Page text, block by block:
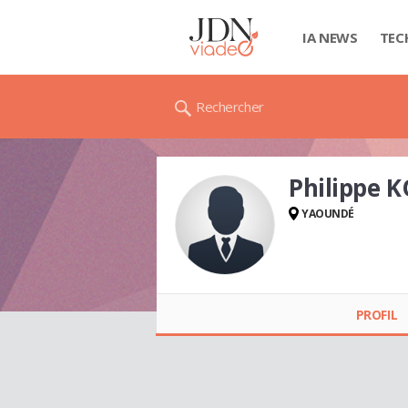
IA NEWS
Rechercher
Philippe
YAOUNDÉ
PROFIL